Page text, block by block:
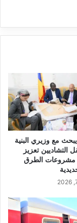
e
مع وزيري البنية
التشاديين تعزيز
مشروعات الطرق